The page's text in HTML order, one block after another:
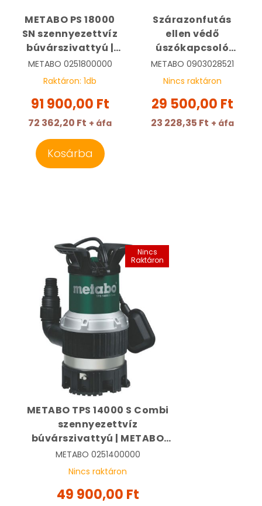
METABO PS 18000
SN szennyezettvíz
búvárszivattyú |
METABO
0251800000
METABO 0251800000
Raktáron: 1db
91 900,00 Ft
72 362,20 Ft + áfa
Kosárba
Szárazonfutás
ellen védő
úszókapcsoló
szivattyúhoz HM3 |
METABO
METABO 0903028521
Nincs raktáron
29 500,00 Ft
23 228,35 Ft + áfa
Nincs
Raktáron
METABO TPS 14000 S Combi
szennyezettvíz
búvárszivattyú | METABO
0251400000
METABO 0251400000
Nincs raktáron
49 900,00 Ft